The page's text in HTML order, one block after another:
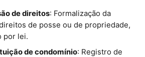
de direitos: Formalização da
de posse ou de propriedade,
por lei.
de condomínio: Registro de